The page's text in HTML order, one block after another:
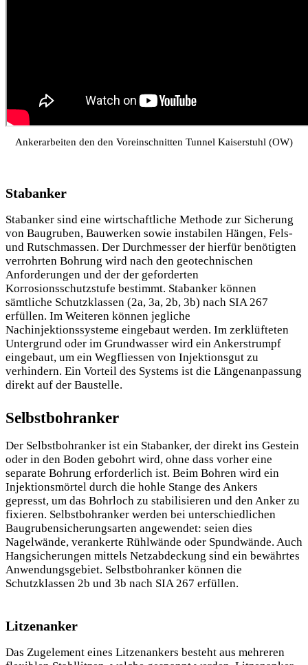
Ankerarbeiten den den Voreinschnitten Tunnel Kaiserstuhl (OW)
Stabanker
Stabanker sind eine wirtschaftliche Methode zur Sicherung
von Baugruben, Bauwerken sowie instabilen Hängen, Fels-
und Rutschmassen. Der Durchmesser der hierfür benötigten
verrohrten Bohrung wird nach den geotechnischen
Anforderungen und der der geforderten
Korrosionsschutzstufe bestimmt. Stabanker können
sämtliche Schutzklassen (2a, 3a, 2b, 3b) nach SIA 267
erfüllen. Im Weiteren können jegliche
Nachinjektionssysteme eingebaut werden. Im zerklüfteten
Untergrund oder im Grundwasser wird ein Ankerstrumpf
eingebaut, um ein Wegfliessen von Injektionsgut zu
verhindern. Ein Vorteil des Systems ist die Längenanpassung
direkt auf der Baustelle.
Selbstbohranker
Der Selbstbohranker ist ein Stabanker, der direkt ins Gestein
oder in den Boden gebohrt wird, ohne dass vorher eine
separate Bohrung erforderlich ist. Beim Bohren wird ein
Injektionsmörtel durch die hohle Stange des Ankers
gepresst, um das Bohrloch zu stabilisieren und den Anker zu
fixieren. Selbstbohranker werden bei unterschiedlichen
Baugrubensicherungsarten angewendet: seien dies
Nagelwände, verankerte Rühlwände oder Spundwände. Auch
Hangsicherungen mittels Netzabdeckung sind ein bewährtes
Anwendungsgebiet. Selbstbohranker können die
Schutzklassen 2b und 3b nach SIA 267 erfüllen.
Litzenanker
Das Zugelement eines Litzenankers besteht aus mehreren